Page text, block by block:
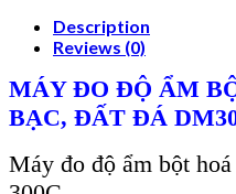
Description
Reviews (0)
MÁY ĐO ĐỘ ẨM B
BẠC, ĐẤT ĐÁ
Máy đo độ ẩm bột